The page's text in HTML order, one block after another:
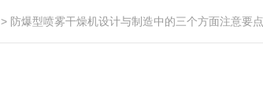
> 防爆型喷雾干燥机设计与制造中的三个方面注意要点